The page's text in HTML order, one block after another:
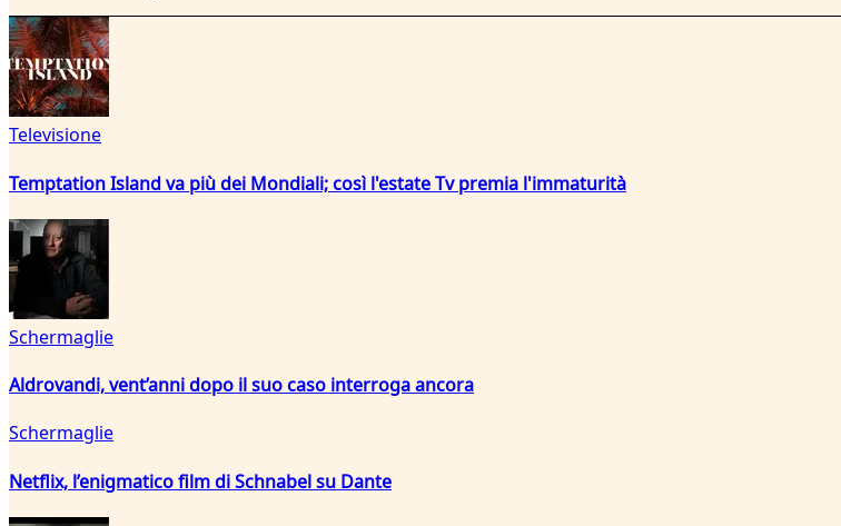
Televisione
Temptation Island va più dei Mondiali; così l'estate Tv premia l'immaturità
Schermaglie
Aldrovandi, vent’anni dopo il suo caso interroga ancora
Schermaglie
Netflix, l’enigmatico film di Schnabel su Dante